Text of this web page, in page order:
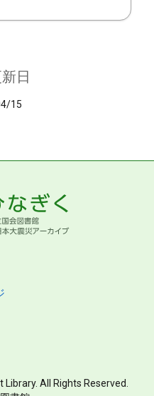
日
15
All Rights Reserved.